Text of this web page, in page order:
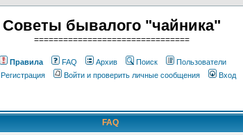
Советы бывалого "чайника"
================================
Правила FAQ Архив Поиск
Пользователи
Регистрация
Войти и проверить личные сообщения Вход
FAQ